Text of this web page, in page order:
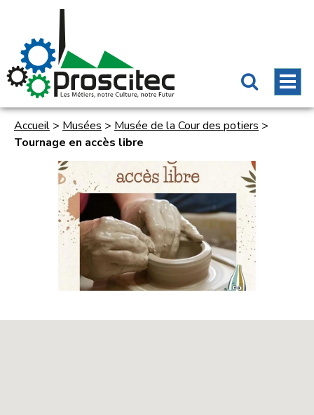
Accueil > Musées > Musée de la Cour des potiers >
Tournage en accès libre